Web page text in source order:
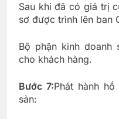
Sau khi đã có giá trị
sơ được trình lên ban
Bộ phận kinh
cho khách hàng.
Bước 7:Phát hành
sản: